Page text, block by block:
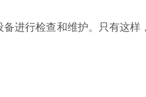
行检查和维护。只有这样